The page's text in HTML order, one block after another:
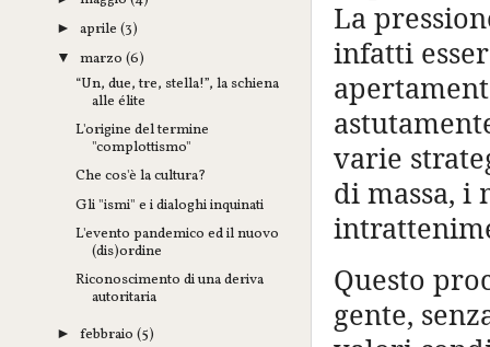
La
infatti
varie
di massa, i
Questo
gente,
►aprile(3)
▼marzo(6)
“Un, due, tre, stella!”, la schiena
alle élite
L'origine del termine
"complottismo"
Che cos'è la cultura?
Gli "ismi" e i dialoghi inquinati
L'evento pandemico ed il nuovo
(dis)ordine
Riconoscimento di una deriva
autoritaria
►febbraio(5)